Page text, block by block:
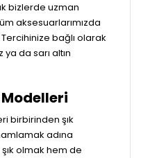
bizlerde uzman
aksesuarlarımızda
bağlı olarak
da sarı altın
birbirinden şık
adına
olmak hem de